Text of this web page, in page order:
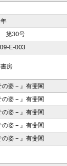
第30号
E-003
房
の姿－』有斐閣
の姿－』有斐閣
の姿－』有斐閣
の姿－』有斐閣
の姿－』有斐閣